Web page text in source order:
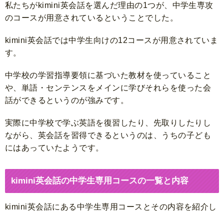
私たちがkimini英会話を選んだ理由の1つが、中学生専攻
のコースが用意されているということでした。
kimini英会話では中学生向けの12コースが用意されていま
す。
中学校の学習指導要領に基づいた教材を使っていること
や、単語・センテンスをメインに学びそれらを使った会
話ができるというのが強みです。
実際に中学校で学ぶ英語を復習したり、先取りしたりし
ながら、英会話を習得できるというのは、うちの子ども
にはあっていたようです。
kimini英会話の中学生専用コースの一覧と内容
kimini英会話にある中学生専用コースとその内容を紹介し